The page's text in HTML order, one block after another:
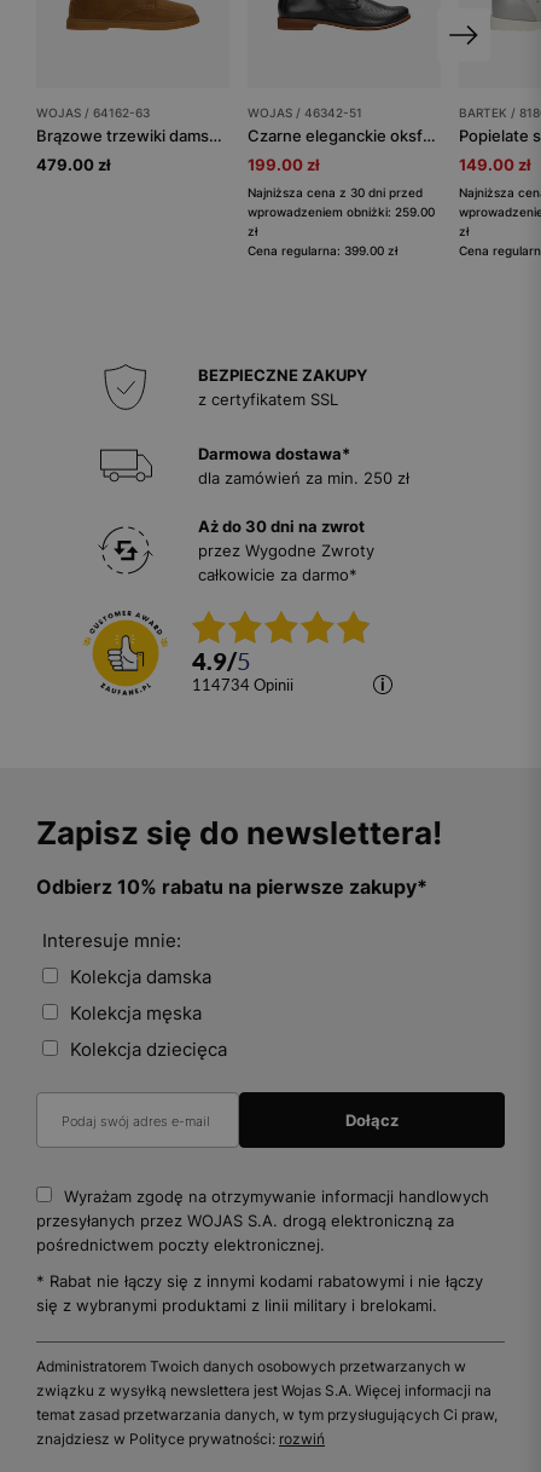
WOJAS / 64162-63
Brązowe trzewiki damskie z mokasynowym przeszyciem
479.00 zł
WOJAS / 46342-51
Czarne eleganckie oksfordki damskie z perforowaną skórą
199.00 zł
Najniższa cena z 30 dni przed
wprowadzeniem obniżki: 259.00
zł
Cena regularna: 399.00 zł
BARTEK /
149.00 zł
Najniższa
zł
Cena
BEZPIECZNE ZAKUPY
z certyfikatem SSL
Darmowa dostawa*
dla zamówień za min. 250 zł
Aż do 30 dni na zwrot
przez Wygodne Zwroty
całkowicie za darmo*
4.9/5
114734 opinii
Zapisz się do newslettera!
Odbierz 10% rabatu na pierwsze zakupy*
Interesuje mnie:
Kolekcja damska
Kolekcja męska
Kolekcja dziecięca
Wyrażam zgodę na otrzymywanie informacji handlowych
przesyłanych przez WOJAS S.A. drogą elektroniczną za
pośrednictwem poczty elektronicznej.
* Rabat nie łączy się z innymi kodami rabatowymi i nie łączy
się z wybranymi produktami z linii military i brelokami.
Administratorem Twoich danych osobowych przetwarzanych w
związku z wysyłką newslettera jest Wojas S.A. Więcej informacji na
temat zasad przetwarzania danych, w tym przysługujących Ci praw,
znajdziesz w Polityce prywatności: rozwiń